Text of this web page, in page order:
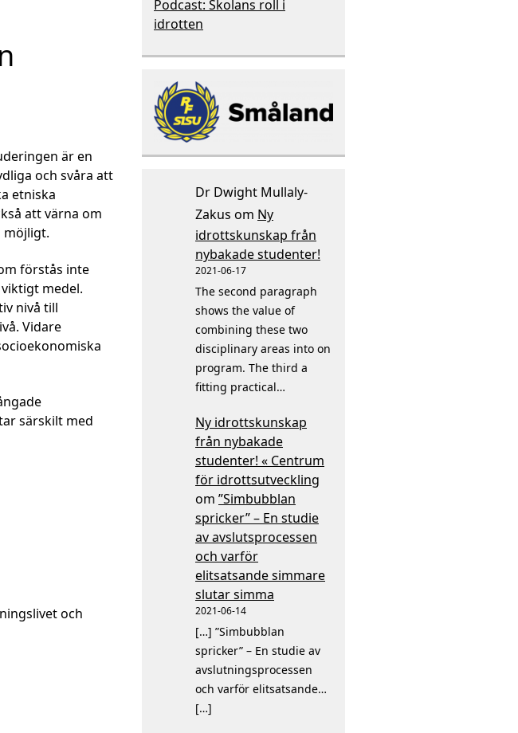
är en
och svåra att
etniska
att värna om
möjligt.
förstås inte
medel.
nivå till
Vidare
särskilt med
och
Podcast: Skolans roll i
idrotten
Dr Dwight Mullaly-
Zakus om Ny
idrottskunskap från
nybakade studenter!
2021-06-17
The second paragraph
shows the value of
combining these two
disciplinary areas into on
program. The third a
fitting practical…
Ny idrottskunskap
från nybakade
studenter! « Centrum
för idrottsutveckling
om ”Simbubblan
spricker” – En studie
av avslutsprocessen
och varför
elitsatsande simmare
slutar simma
2021-06-14
[…] ”Simbubblan
spricker” – En studie av
avslutningsprocessen
och varför elitsatsande…
[…]